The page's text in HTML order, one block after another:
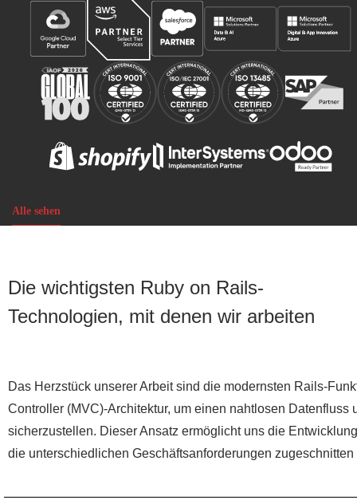
Alle sehen
Die wichtigsten Ruby on Rails-
Technologien, mit denen wir arbeiten
Das Herzstück unserer Arbeit sind die modernsten Rails-
Controller (MVC)-Architektur, um einen nahtlosen
sicherzustellen. Dieser Ansatz ermöglicht uns die
die unterschiedlichen Geschäftsanforderungen zugeschnitten